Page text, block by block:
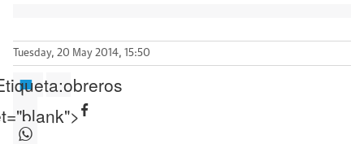
Tuesday, 20 May 2014, 15:50
obreros